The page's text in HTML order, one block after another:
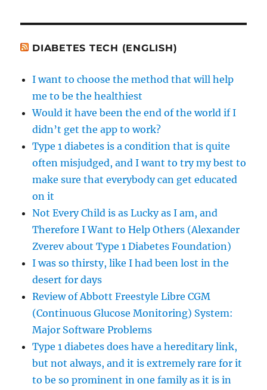
DIABETES TECH (ENGLISH)
I want to choose the method that will help
me to be the healthiest
Would it have been the end of the world if I
didn’t get the app to work?
Type 1 diabetes is a condition that is quite
often misjudged, and I want to try my best to
make sure that everybody can get educated
on it
Not Every Child is as Lucky as I am, and
Therefore I Want to Help Others (Alexander
Zverev about Type 1 Diabetes Foundation)
I was so thirsty, like I had been lost in the
desert for days
Review of Abbott Freestyle Libre CGM
(Continuous Glucose Monitoring) System:
Major Software Problems
Type 1 diabetes does have a hereditary link,
but not always, and it is extremely rare for it
to be so prominent in one family as it is in